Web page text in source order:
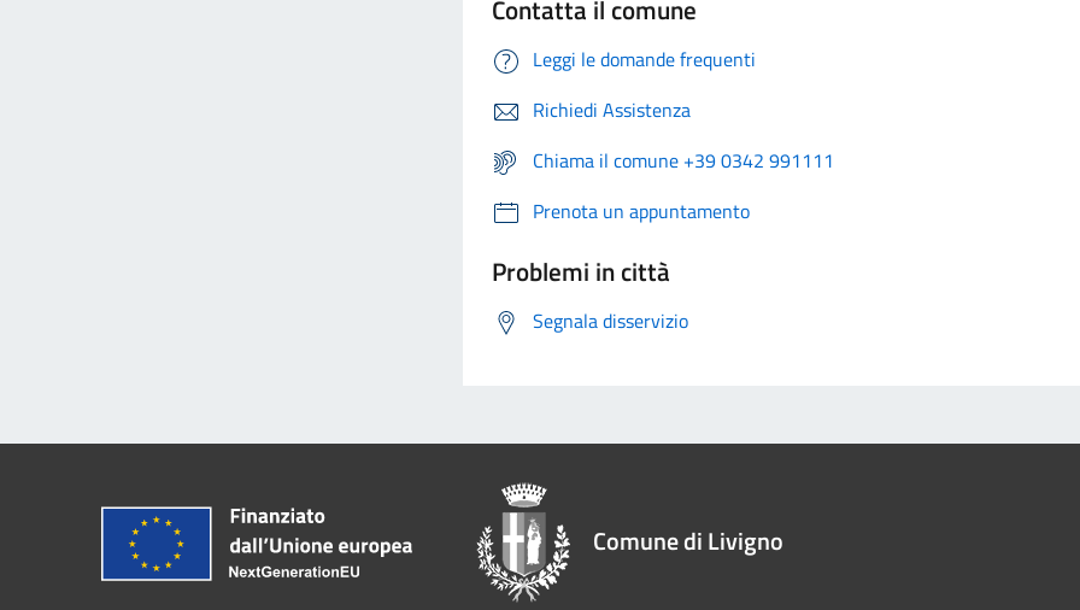
Contatta il comune
Leggi le domande frequenti
Richiedi Assistenza
Chiama il comune +39 0342 991111
Prenota un appuntamento
Problemi in città
Segnala disservizio
Comune di Livigno